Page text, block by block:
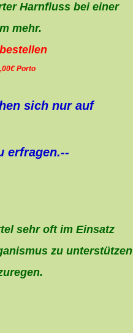
Harnfluss bei einer
mehr.
Porto
sich nur auf
erfragen.--
sehr oft im Einsatz
zu unterstützen